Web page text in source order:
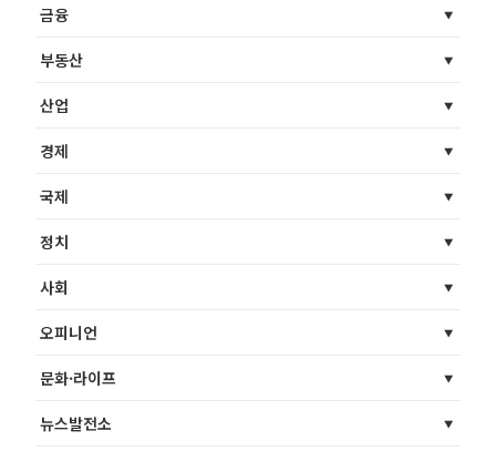
금융
부동산
산업
경제
국제
정치
사회
오피니언
문화·라이프
뉴스발전소